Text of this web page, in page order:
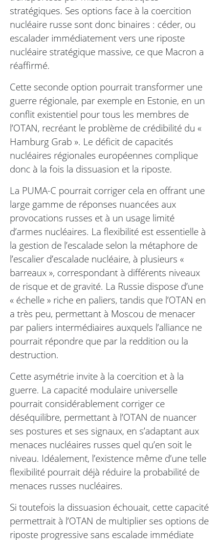
stratégiques. Ses options face à la coercition
nucléaire russe sont donc binaires : céder, ou
escalader immédiatement vers une riposte
nucléaire stratégique massive, ce que Macron a
réaffirmé.
Cette seconde option pourrait transformer une
guerre régionale, par exemple en Estonie, en un
conflit existentiel pour tous les membres de
l’OTAN, recréant le problème de crédibilité du «
Hamburg Grab ». Le déficit de capacités
nucléaires régionales européennes complique
donc à la fois la dissuasion et la riposte.
La PUMA-C pourrait corriger cela en offrant une
large gamme de réponses nuancées aux
provocations russes et à un usage limité
d’armes nucléaires. La flexibilité est essentielle à
la gestion de l’escalade selon la métaphore de
l’escalier d’escalade nucléaire, à plusieurs «
barreaux », correspondant à différents niveaux
de risque et de gravité. La Russie dispose d’une
« échelle » riche en paliers, tandis que l’OTAN en
a très peu, permettant à Moscou de menacer
par paliers intermédiaires auxquels l’alliance ne
pourrait répondre que par la reddition ou la
destruction.
Cette asymétrie invite à la coercition et à la
guerre. La capacité modulaire universelle
pourrait considérablement corriger ce
déséquilibre, permettant à l’OTAN de nuancer
ses postures et ses signaux, en s’adaptant aux
menaces nucléaires russes quel qu’en soit le
niveau. Idéalement, l’existence même d’une telle
flexibilité pourrait déjà réduire la probabilité de
menaces russes nucléaires.
Si toutefois la dissuasion échouait, cette capacité
permettrait à l’OTAN de multiplier ses options de
riposte progressive sans escalade immédiate